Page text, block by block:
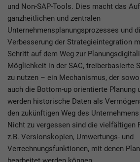
und Non-SAP-Tools. Dies macht das
ganzheitlichen und zentralen
Unternehmensplanungsprozesses und
Verbesserung der Strategieintegration
Schritt auf dem Weg zur
Möglichkeit in der SAC, treiberbasierte
zu nutzen – ein Mechanismus, der
auch die Bottom-up orientierte Planung
werden historische Daten als
den zukünftigen Weg des
Nicht zu vergessen sind die vielfältigen
z.B. Versionskopien, Umwertungs- und
Verrechnungsfunktionen, mit denen